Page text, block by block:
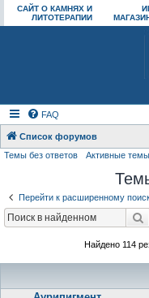
САЙТ О КАМНЯХ И
ЛИТОТЕРАПИИ
FAQ
Список форумов
Темы без ответов Активные темы
Перейти к расширенному
Найдено 114